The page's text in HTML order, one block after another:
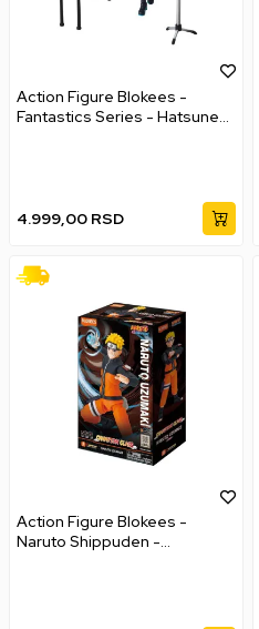
Action Figure Blokees -
Fantastics Series - Hatsune
4.999,00 RSD
Action Figure Blokees -
Naruto Shippuden -